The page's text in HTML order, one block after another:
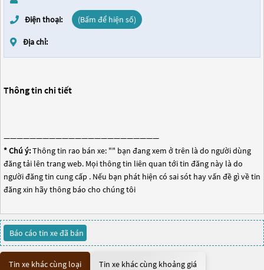
Điện thoại: (Bấm để hiện số)
Địa chỉ:
Thông tin chi tiết
————————————————————————
* Chú ý:Thông tin rao bán xe: "" bạn đang xem ở trên là do người dùng
đăng tải lên trang web. Mọi thông tin liên quan tới tin đăng này là do
người đăng tin cung cấp . Nếu bạn phát hiện có sai sót hay vấn đề gì về tin
đăng xin hãy thông báo cho chúng tôi
Báo cáo tin xe đã bán
Tin xe khác cùng loại Tin xe khác cùng khoảng giá